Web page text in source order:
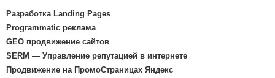
Разработка Landing Pages
Programmatic реклама
GEO продвижение сайтов
SERM — Управление репутацией в интернете
Продвижение на ПромоСтраницах Яндекс